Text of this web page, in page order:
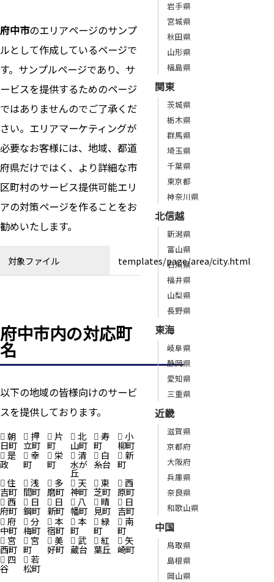
府中市のエリアページのサンプ
ルとして作成しているページで
す。サンプルページであり、サ
ービスを提供するためのページ
ではありませんのでご了承くだ
さい。エリアマーケティングが
必要なお客様には、地域、都道
府県だけではく、より詳細な市
区町村のサービス提供可能エリ
アの対策ページを作ることをお
勧めいたします。
対象ファイル templates/page/area/city.html
府中市内の対応町
名
以下の地域の皆様向けのサービ
スを提供しております。
朝
日町
押
立町
片
町
北
山町
寿
町
小
柳町
是
政
幸
町
栄
町
清
水が
丘
白
糸台
新
町
住
吉町
浅
間町
多
磨町
天
神町
東
芝町
西
原町
西
府町
日
鋼町
日
新町
八
幡町
晴
見町
日
吉町
府
中町
分
梅町
本
宿町
本
町
緑
町
南
町
宮
西町
宮
町
美
好町
武
蔵台
紅
葉丘
矢
崎町
四
谷
若
松町
岩手県
宮城県
秋田県
山形県
福島県
関東
茨城県
栃木県
群馬県
埼玉県
千葉県
東京都
神奈川県
北信越
新潟県
富山県
石川県
福井県
山梨県
長野県
東海
岐阜県
静岡県
愛知県
三重県
近畿
滋賀県
京都府
大阪府
兵庫県
奈良県
和歌山県
中国
鳥取県
島根県
岡山県